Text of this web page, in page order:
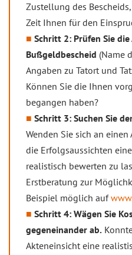
Zustellung des
Zeit Ihnen für den
Schritt 2: Prüfen Sie
Bußgeldbescheid (Name
Angaben zu Tatort und
Können Sie die Ihnen
begangen haben?
Schritt 3: Suchen Sie
Wen­den Sie sich an
die Erfolgsaussichten
realistisch bewerten zu
Erstberatung zur
Beispiel möglich auf
Schritt 4: Wägen Sie
gegeneinander ab.
Akteneinsicht eine